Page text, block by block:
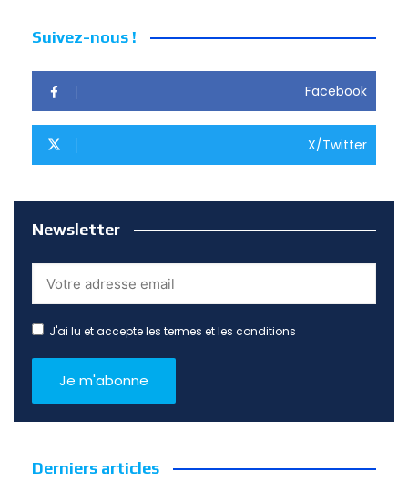
Suivez-nous !
Facebook
X/Twitter
Newsletter
J'ai lu et accepte les termes et les conditions
Derniers articles